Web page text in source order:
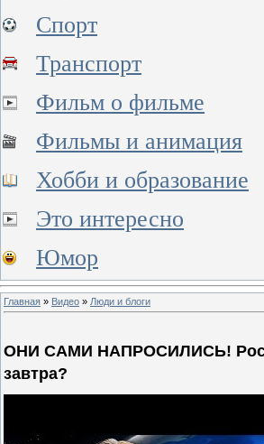
Спорт
Транспорт
Фильм о фильме
Фильмы и анимация
Хобби и образование
Это интересно
Юмор
Главная » Видео » Люди и блоги
ОНИ САМИ НАПРОСИЛИСЬ!
завтра?